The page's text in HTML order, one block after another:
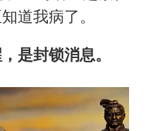
道我病了。
是封锁消息。